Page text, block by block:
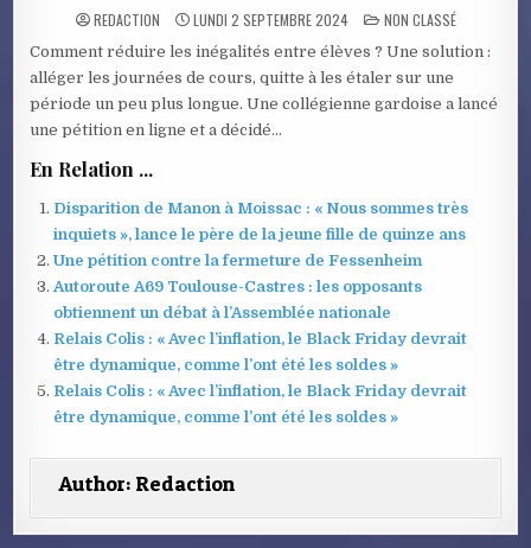
REDACTION LUNDI 2 SEPTEMBRE 2024 POSTED
IN
NON CLASSÉ
Comment réduire les inégalités entre élèves ? Une solution :
alléger les journées de cours, quitte à les étaler sur une
période un peu plus longue. Une collégienne gardoise a lancé
une pétition en ligne et a décidé…
En Relation ...
Disparition de Manon à Moissac : « Nous sommes très
inquiets », lance le père de la jeune fille de quinze ans
Une pétition contre la fermeture de Fessenheim
Autoroute A69 Toulouse-Castres : les opposants
obtiennent un débat à l’Assemblée nationale
Relais Colis : « Avec l’inflation, le Black Friday devrait
être dynamique, comme l’ont été les soldes »
Relais Colis : « Avec l’inflation, le Black Friday devrait
être dynamique, comme l’ont été les soldes »
Author: Redaction